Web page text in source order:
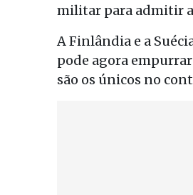
militar para admitir
A Finlândia e a
pode agora empurrar
são os únicos no